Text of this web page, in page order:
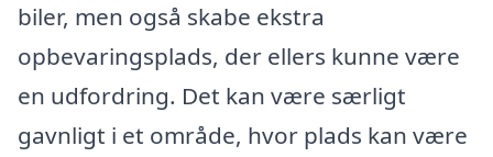
biler, men også skabe ekstra
opbevaringsplads, der ellers kunne være
en udfordring. Det kan være særligt
gavnligt i et område, hvor plads kan være